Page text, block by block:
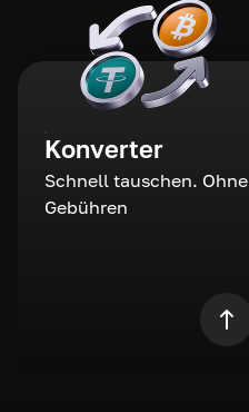
Konverter
Schnell tauschen. Ohne
Gebühren